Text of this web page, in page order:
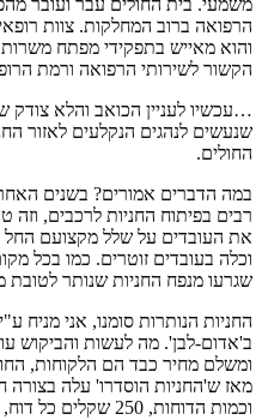
משמעי. בית החולים עבר ועובר
הרפואה ברוב המחלקות. צוות
והוא מאייש בתפקידי מפתח משרות
הקשור לשירותי הרפואה ורמת
…עכשיו לעניין הכואב והלא צודק
שנעשים לנהגים הנקלעים לאזור
החולים.
במה הדברים אמורים? בשנים
רבים בפיתוח החניות לרכבים,
את העובדים על שלל מקצועם החל
וכלה בעובדים זוטרים. כמו בכל
שגרעו מנפח החניות שנותר לטובת
החניות הנותרות סומנו, אני מניח
ב'אדום-לבן'. מה לעשות והביקוש
ומשלם מחיר כבד הם הלקוחות,
מאז ש'החניות הוסדרו' עלה בצורה
וכמות הדוחות, 250 שקלים כל דוח, האמיר מעלה מעלה.